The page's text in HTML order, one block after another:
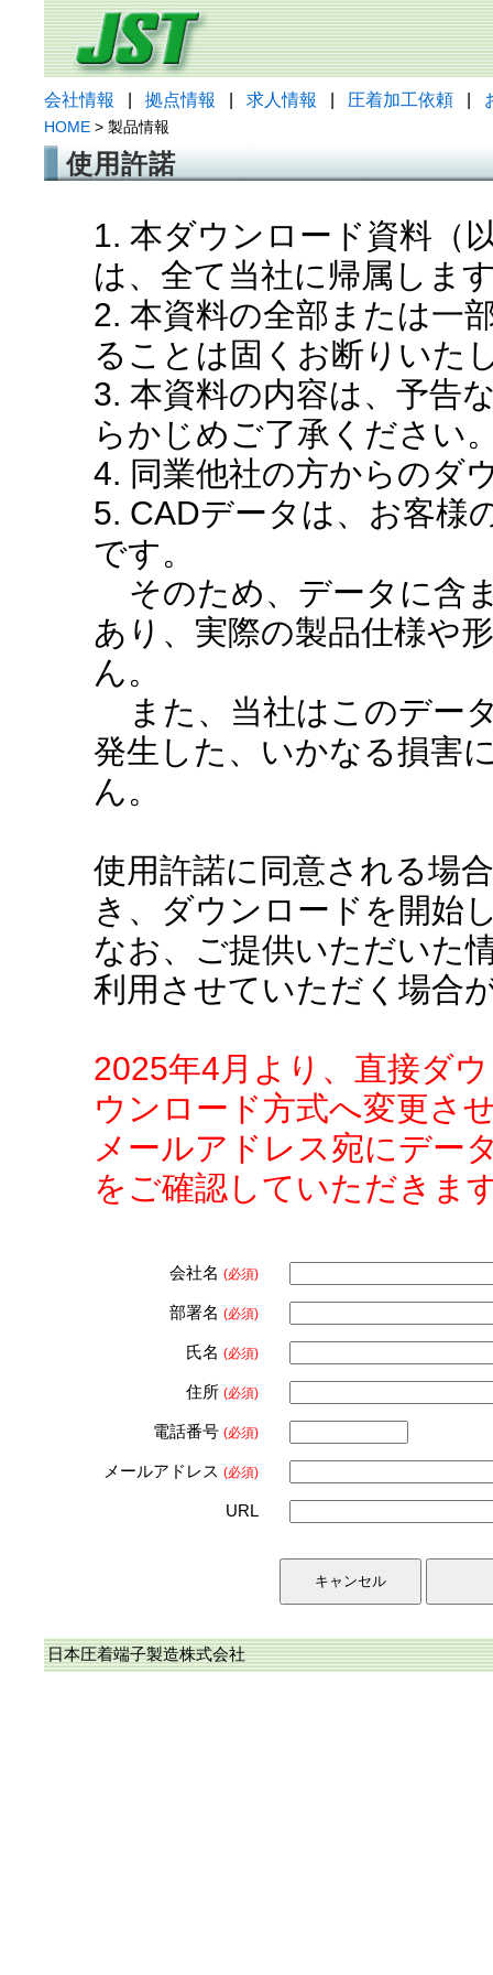
会社情報 拠点情報 求人情報 圧着加工依頼
HOME > 製品情報
使用許諾
1. 本ダウンロード資料（
は、全て当社に帰属しま
2. 本資料の全部または一
ることは固くお断りいた
3. 本資料の内容は、予告
らかじめご了承ください
4. 同業他社の方からのダ
5. CADデータは、お客様
です。
そのため、データに含
あり、実際の製品仕様や
ん。
また、当社はこのデー
発生した、いかなる損害
ん。
使用許諾に同意される場
き、ダウンロードを開始
なお、ご提供いただいた
利用させていただく場合
2025年4月より、直接ダ
ウンロード方式へ変更さ
メールアドレス宛にデー
をご確認していただきま
会社名 (必須)
部署名 (必須)
氏名 (必須)
住所 (必須)
電話番号 (必須)
メールアドレス (必須)
URL
日本圧着端子製造株式会社